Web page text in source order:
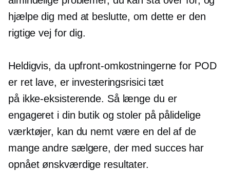
hjælpe dig med at beslutte, om dette er den
rigtige vej for dig.
Heldigvis, da upfront-omkostningerne for POD
er ​​ret lave, er investeringsrisici tæt
på ikke-eksisterende. Så længe du er
engageret i din butik og stoler på pålidelige
værktøjer, kan du nemt være en del af de
mange andre sælgere, der med succes har
opnået ønskværdige resultater.